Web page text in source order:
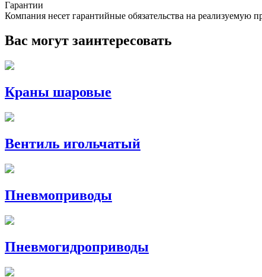
Гарантии
Компания несет гарантийные обязательства на реализуемую
Вас могут заинтересовать
Краны шаровые
Вентиль игольчатый
Пневмоприводы
Пневмогидроприводы